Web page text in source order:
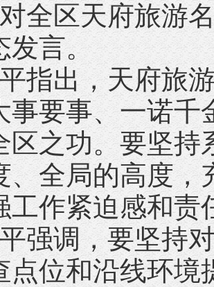
区天府旅游名
言。
出，天府旅游
事要事、一诺千
区之功。要坚
、全局的高度
工作紧迫感和责
调，要坚持对
点位和沿线环境